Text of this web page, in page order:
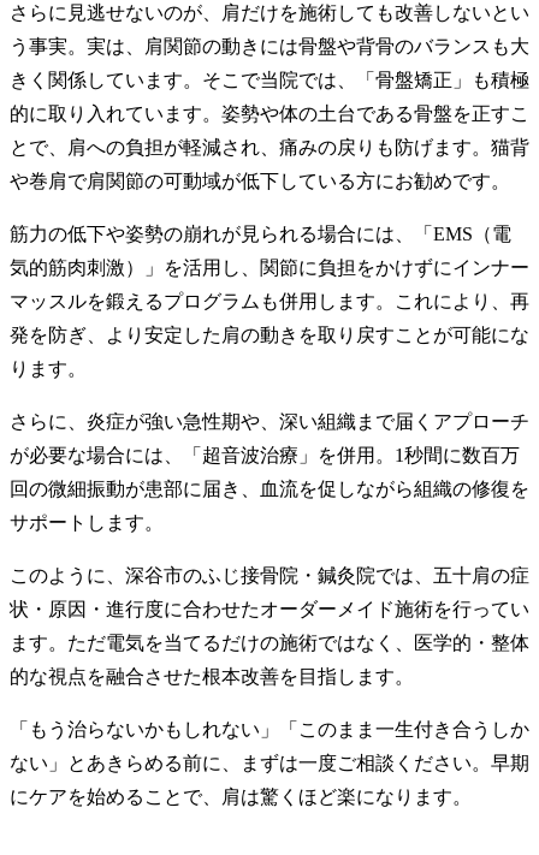
さらに見逃せないのが、肩だけを施術しても改善しないとい
う事実。実は、肩関節の動きには骨盤や背骨のバランスも大
きく関係しています。そこで当院では、「骨盤矯正」も積極
的に取り入れています。姿勢や体の土台である骨盤を正すこ
とで、肩への負担が軽減され、痛みの戻りも防げます。猫背
や巻肩で肩関節の可動域が低下している方にお勧めです。
筋力の低下や姿勢の崩れが見られる場合には、「EMS（電
気的筋肉刺激）」を活用し、関節に負担をかけずにインナー
マッスルを鍛えるプログラムも併用します。これにより、再
発を防ぎ、より安定した肩の動きを取り戻すことが可能にな
ります。
さらに、炎症が強い急性期や、深い組織まで届くアプローチ
が必要な場合には、「超音波治療」を併用。1秒間に数百万
回の微細振動が患部に届き、血流を促しながら組織の修復を
サポートします。
このように、深谷市のふじ接骨院・鍼灸院では、五十肩の症
状・原因・進行度に合わせたオーダーメイド施術を行ってい
ます。ただ電気を当てるだけの施術ではなく、医学的・整体
的な視点を融合させた根本改善を目指します。
「もう治らないかもしれない」「このまま一生付き合うしか
ない」とあきらめる前に、まずは一度ご相談ください。早期
にケアを始めることで、肩は驚くほど楽になります。